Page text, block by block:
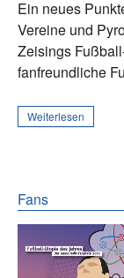
Ein neues
Vereine und
Zeisings
fanfreundliche
Weiterlesen
Fans